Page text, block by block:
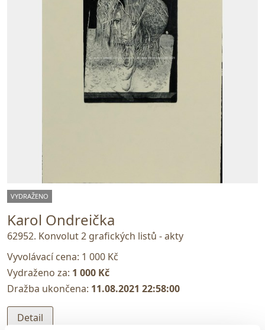
VYDRAŽENO
Karol Ondreička
62952. Konvolut 2 grafických listů - akty
Vyvolávací cena: 1 000 Kč
Vydraženo za: 1 000 Kč
Dražba ukončena: 11.08.2021 22:58:00
Detail